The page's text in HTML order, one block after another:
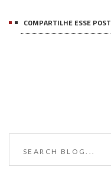
COMPARTILHE ESSE POST